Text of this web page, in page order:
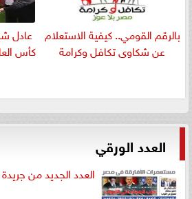
بالرقم القومي.. كيفية الاستعلام
عن شكاوى تكافل وكرامة
عادل
كأس
العدد الورقي
العدد الجديد من جريدة